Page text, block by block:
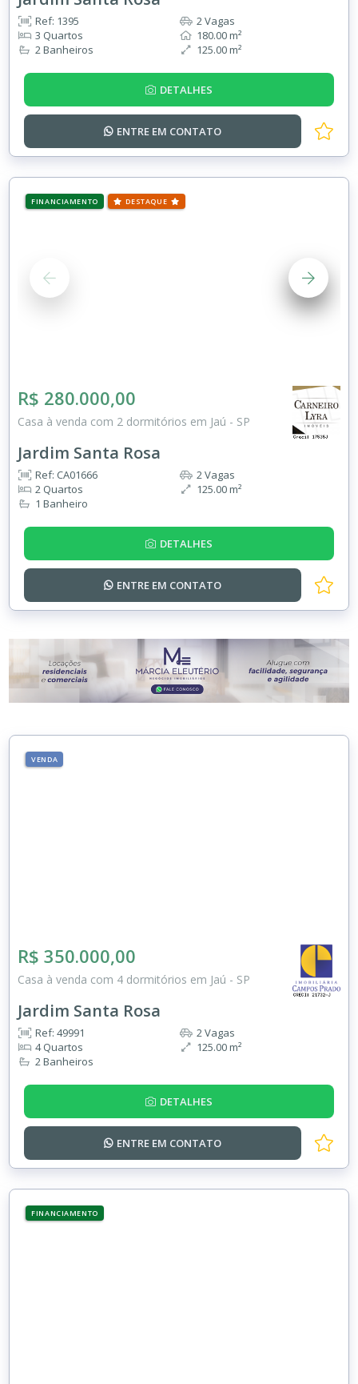
Ref: 1395
3 Quartos
2 Banheiros
2 Vagas
180.00 m²
125.00 m²
DETALHES
ENTRE EM CONTATO
FINANCIAMENTO DESTAQUE
R$ 280.000,00
Casa à venda com 2 dormitórios em Jaú - SP
Jardim Santa Rosa
Ref: CA01666
2 Quartos
1 Banheiro
2 Vagas
125.00 m²
DETALHES
ENTRE EM CONTATO
VENDA
R$ 350.000,00
Casa à venda com 4 dormitórios em Jaú - SP
Jardim Santa Rosa
Ref: 49991
4 Quartos
2 Banheiros
2 Vagas
125.00 m²
DETALHES
ENTRE EM CONTATO
FINANCIAMENTO